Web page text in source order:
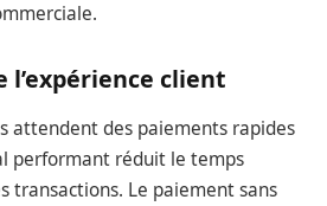
client
attendent des paiements rapides
performant réduit le temps
transactions. Le paiement sans